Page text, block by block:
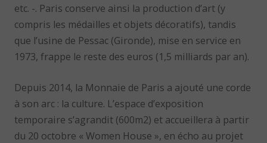
etc. -. Paris conserve ainsi la production d’art (y
compris les médailles et objets décoratifs), tandis
que l’usine de Pessac (Gironde), mise en service en
1973, frappe le reste des euros (1,5 milliards par an).
Depuis 2014, la Monnaie de Paris a ajouté une corde
à son arc : la culture. L’espace d’exposition
temporaire s’agrandit (600m2) et accueillera à partir
du 20 octobre « Women House », en écho au projet